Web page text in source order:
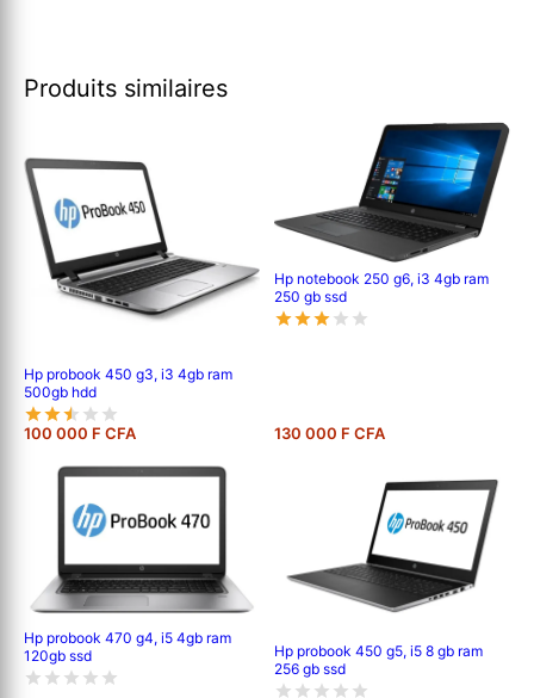
Produits similaires
Hp probook 450 g3, i3 4gb ram
500gb hdd
100 000 F CFA
Hp notebook 250 g6, i3 4gb ram
250 gb ssd
130 000 F CFA
Hp probook 470 g4, i5 4gb ram
120gb ssd
Hp probook 450 g5, i5 8 gb ram
256 gb ssd